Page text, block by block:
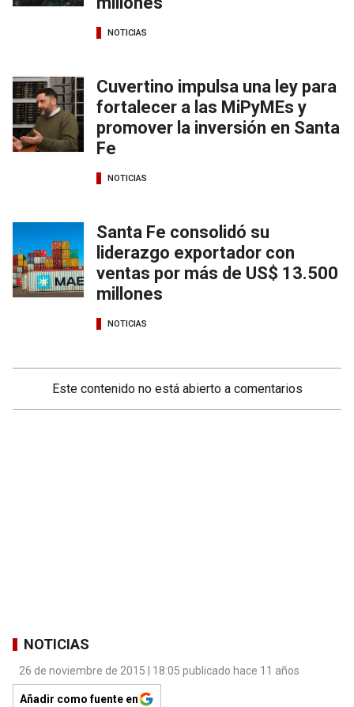
NOTICIAS
Cuvertino impulsa una ley para
fortalecer a las MiPyMEs y
promover la inversión en Santa
Fe
NOTICIAS
Santa Fe consolidó su
liderazgo exportador con
ventas por más de US$ 13.500
millones
NOTICIAS
Este contenido no está abierto a comentarios
NOTICIAS
26 de noviembre de 2015 | 18:05 publicado hace 11 años
Añadir como fuente en